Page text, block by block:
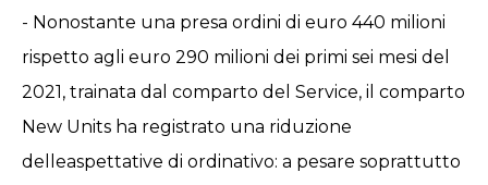
- Nonostante una presa ordini di euro 440 milioni
rispetto agli euro 290 milioni dei primi sei mesi del
2021, trainata dal comparto del Service, il comparto
New Units ha registrato una riduzione
delleaspettative di ordinativo: a pesare soprattutto